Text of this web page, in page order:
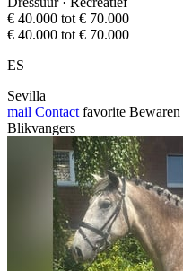
€ 40.000 tot € 70.000
€ 40.000 tot € 70.000
ES
Sevilla
mail Contact favorite Bewaren
Blikvangers